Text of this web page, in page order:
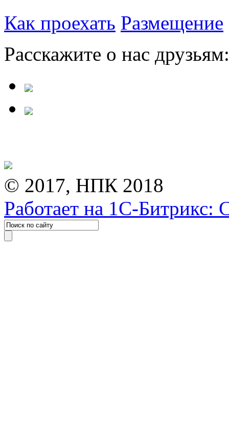
Как проехать Размещение
Расскажите о нас друзьям:
© 2017, НПК 2018
Работает на 1С-Битрикс: